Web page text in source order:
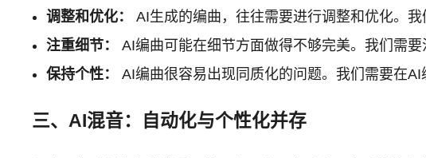
调整和优化：
AI生成的编曲，往往需要进行调整和优化。
注重细节：
AI编曲可能在细节方面做得不够完美。我们需要
保持个性：
AI编曲很容易出现同质化的问题。我们需要在
三、AI混音：自动化与个性化并存